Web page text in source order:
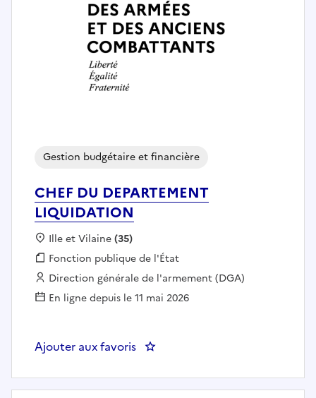
CHEF DU DEPARTEMENT
LIQUIDATION
Gestion budgétaire et financière
Localisation :
Ille et Vilaine(35)
Fonction publique :
Fonction publique de l'État
Employeur :
Direction générale de l'armement (DGA)
En ligne depuis le 11 mai 2026
Ajouter aux favoris : CHEF DU DEPARTEMENT